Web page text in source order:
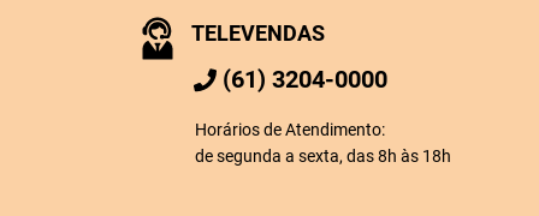
TELEVENDAS
(61) 3204-0000
Horários de Atendimento:
de segunda a sexta, das 8h às 18h